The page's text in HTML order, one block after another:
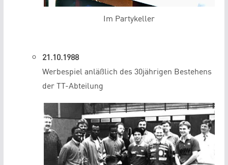
Im Partykeller
21.10.1988
Werbespiel anläßlich des 30jährigen Bestehens
der TT-Abteilung